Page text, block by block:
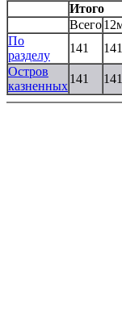
Итого
Всего
По
разделу
141 141
Остров
казненных
141 141